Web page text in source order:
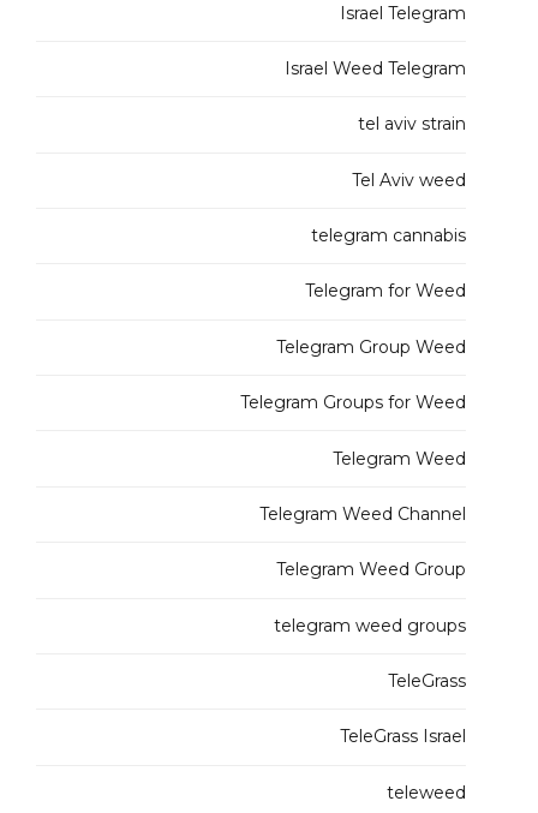
Israel Telegram
Israel Weed Telegram
tel aviv strain
Tel Aviv weed
telegram cannabis
Telegram for Weed
Telegram Group Weed
Telegram Groups for Weed
Telegram Weed
Telegram Weed Channel
Telegram Weed Group
telegram weed groups
TeleGrass
TeleGrass Israel
teleweed